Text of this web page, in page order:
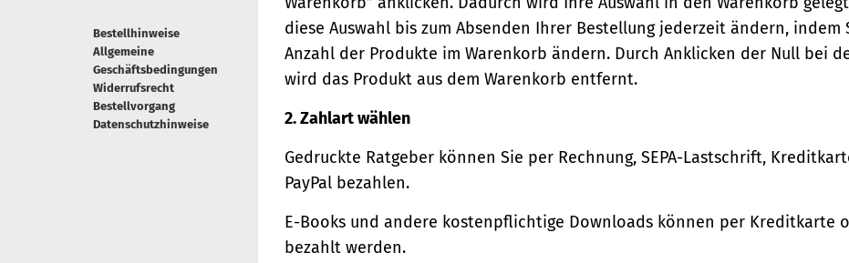
Bestellhinweise
Allgemeine
Geschäftsbedingungen
Widerrufsrecht
Bestellvorgang
Datenschutzhinweise
diese Auswahl bis zum Absenden Ihrer Bestellung jederzeit ändern, indem
Anzahl der Produkte im Warenkorb ändern. Durch Anklicken der Null bei
wird das Produkt aus dem Warenkorb entfernt.
2. Zahlart wählen
Gedruckte Ratgeber können Sie per Rechnung, SEPA-Lastschrift,
PayPal bezahlen.
E-Books und andere kostenpflichtige Downloads können per Kreditkarte
bezahlt werden.